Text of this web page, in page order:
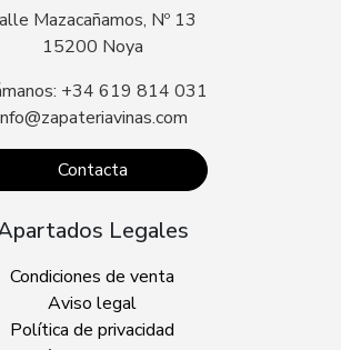
Mazacañamos, Nº 13
15200 Noya
+34 619 814 031
Contacta
Legales
Condiciones de venta
Aviso legal
Política de privacidad